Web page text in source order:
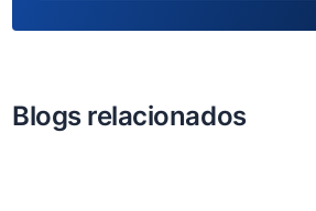
Blogs relacionados